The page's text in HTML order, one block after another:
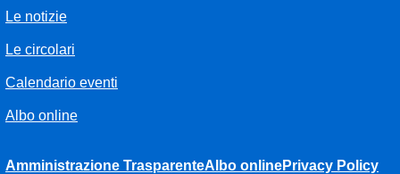
Le notizie
Le circolari
Calendario eventi
Albo online
Amministrazione TrasparenteAlbo onlinePrivacy Policy